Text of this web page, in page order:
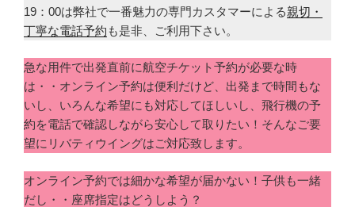
19：00は弊社で一番魅力の専門カスタマーによる親切・
丁寧な電話予約 も是非、ご利用下さい。
急な用件で出発直前に航空チケット予約が必要な時
は・・オンライン予約は便利だけど、出発まで時間もな
いし、いろんな希望にも対応してほしいし、飛行機の予
約を電話で確認しながら安心して取りたい！そんなご要
望にリバティウイングはご対応致します。
オンライン予約では細かな希望が届かない！子供も一緒
だし・・座席指定はどうしよう？